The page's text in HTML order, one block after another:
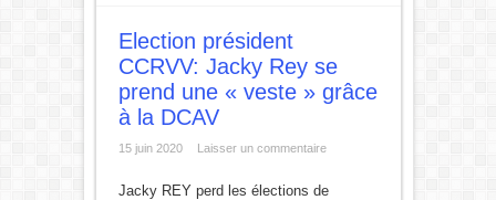
Election président
CCRVV: Jacky Rey se
prend une « veste » grâce
à la DCAV
15 juin 2020 Laisser un commentaire
Jacky REY perd les élections de